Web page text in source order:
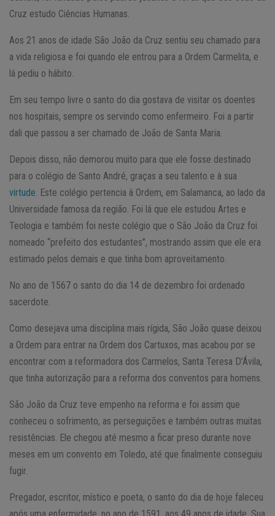
Cruz estudo Ciências Humanas.
Aos 21 anos de idade São João da Cruz sentiu seu chamado para
a vida religiosa e foi quando ele entrou para a Ordem Carmelita, e
lá pediu o hábito.
Em seu tempo livre o santo do dia gostava de visitar os doentes
nos hospitais, sempre os servindo como enfermeiro. Foi a partir
dali que passou a ser chamado de João de Santa Maria.
Depois disso, não demorou muito para que ele fosse destinado
para o colégio de Santo André, graças a seu talento e à sua
virtude . Este colégio pertencia à Ordem, em Salamanca, ao lado da
Universidade famosa da região. Foi lá que ele estudou Artes e
Teologia e também foi neste colégio que o São João da Cruz foi
nomeado “prefeito dos estudantes”, mostrando assim que ele era
estimado pelos demais e que tinha bom aproveitamento.
No ano de 1567 o santo do dia 14 de dezembro foi ordenado
sacerdote.
Como desejava uma disciplina mais rígida, São João quase deixou
a Ordem para entrar na Ordem dos Cartuxos, mas acabou por se
encontrar com a reformadora dos Carmelos, Santa Teresa D’Ávila,
que tinha autorização para a reforma dos conventos para homens.
São João da Cruz teve empenho na reforma e foi assim que
conheceu o sofrimento, as perseguições e também outras muitas
resistências. Ele chegou até mesmo a ficar preso durante nove
meses em um convento em Toledo, até que finalmente conseguiu
fugir.
Pregador, escritor, místico e poeta, o santo do dia de hoje faleceu